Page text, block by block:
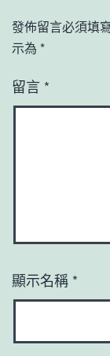
發佈留言必須填
示為 *
留言 *
顯示名稱 *